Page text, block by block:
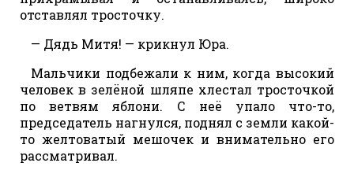
отставлял тросточку.
— Дядь Митя! — крикнул Юра.
Мальчики подбежали к ним, когда высокий
человек в зелёной шляпе хлестал тросточкой
по ветвям яблони. С неё упало что-то,
председатель нагнулся, поднял с земли какой-
то желтоватый мешочек и внимательно его
рассматривал.